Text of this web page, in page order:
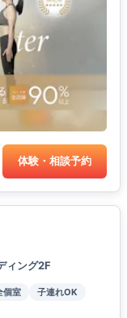
体験・相談予約
ィング2F
個室
子連れOK